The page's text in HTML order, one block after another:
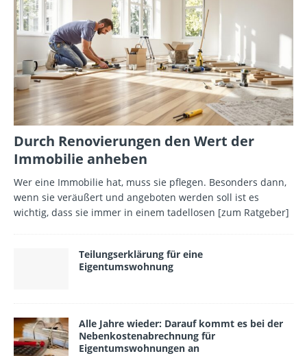
Durch Renovierungen den Wert der
Immobilie anheben
Wer eine Immobilie hat, muss sie pflegen. Besonders dann,
wenn sie veräußert und angeboten werden soll ist es
wichtig, dass sie immer in einem tadellosen [zum Ratgeber]
Teilungserklärung für eine
Eigentumswohnung
Alle Jahre wieder: Darauf kommt es bei der
Nebenkostenabrechnung für
Eigentumswohnungen an